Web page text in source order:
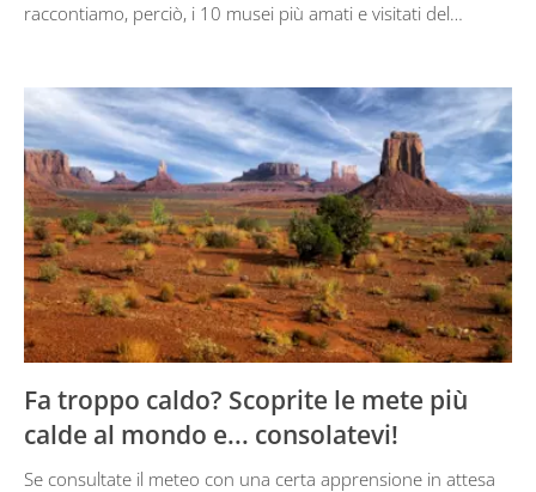
raccontiamo, perciò, i 10 musei più amati e visitati del…
Fa troppo caldo? Scoprite le mete più
calde al mondo e... consolatevi!
Se consultate il meteo con una certa apprensione in attesa